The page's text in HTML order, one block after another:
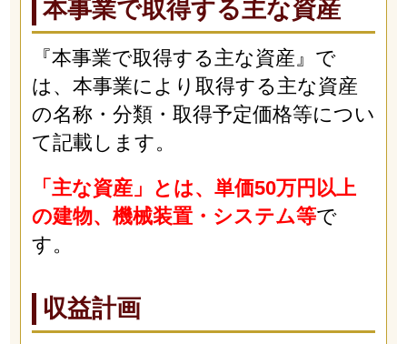
本事業で取得する主な資産
『本事業で取得する主な資産』で
は、本事業により取得する主な資産
の名称・分類・取得予定価格等につい
て記載します。
「主な資産」とは、単価50万円以上
の建物、機械装置・システム等で
す。
収益計画